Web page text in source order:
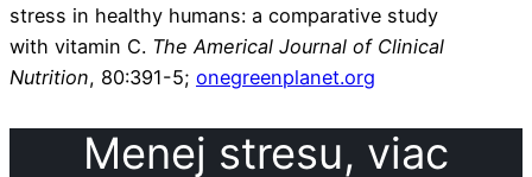
stress in healthy humans: a comparative study
with vitamin C. The Americal Journal of Clinical
Nutrition, 80:391-5; onegreenplanet.org
Menej stresu, viac